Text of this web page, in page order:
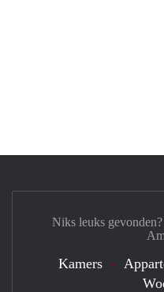
Niks leuks
Kamers